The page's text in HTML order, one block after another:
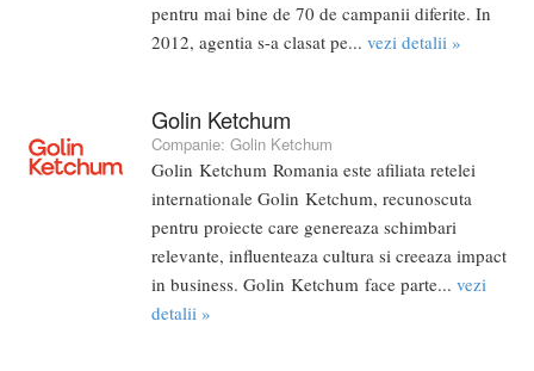
pentru mai bine de 70 de campanii diferite. In
2012, agentia s-a clasat pe... vezi detalii »
Golin Ketchum
Companie: Golin Ketchum
Golin Ketchum Romania este afiliata retelei
internationale Golin Ketchum, recunoscuta
pentru proiecte care genereaza schimbari
relevante, influenteaza cultura si creeaza impact
in business. Golin Ketchum face parte... vezi
detalii »